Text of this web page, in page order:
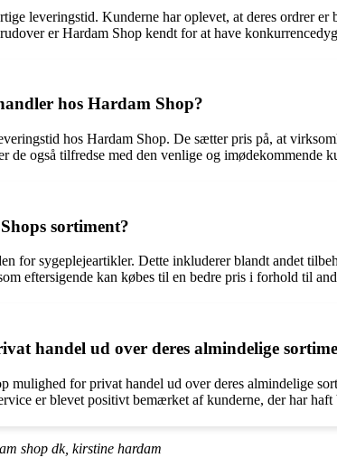
leveringstid. Kunderne har oplevet, at deres ordrer
er Hardam Shop kendt for at have
hos Hardam Shop?
hos Hardam Shop. De sætter pris på, at
de også tilfredse med den venlige og imødekommende
sortiment?
for sygeplejeartikler. Dette inkluderer blandt andet
eftersigende kan købes til en bedre pris i forhold til
handel ud over deres almindelige
mulighed for privat handel ud over deres almindelige
er blevet positivt bemærket af kunderne, der har
shop dk, kirstine hardam